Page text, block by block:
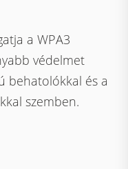
a WPA3
védelmet
behatolókkal és a
szemben.